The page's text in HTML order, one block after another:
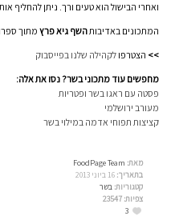
ואחרי הבישול הוא טעים ורך. ניתן להחליף
המתכונים באדיבותהשף גיא פרץ מתוך
>> הצטרפו לקהילה שלנו בפייסבוק
מחפשים עוד מתכוני בשר? נסו את אלה:
פסטה עם ראגו בשר ופטריות
מעורב ירושלמי
קציצות תפוחי אדמה במילוי בשר
מאת: FoodPage Team
בתאריך:
קטגוריות: בשר
צפיות: 23547
3